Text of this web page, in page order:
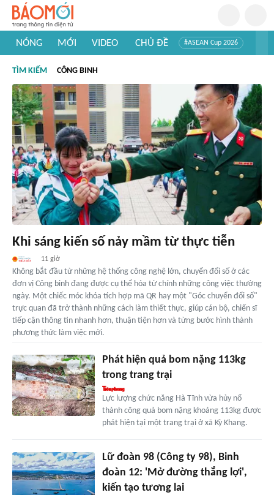
NÓNG MỚI VIDEO CHỦ ĐỀ #ASEAN Cup 2026
#Khám phá Việt Nam
TÌM KIẾM CÔNG BINH
Khi sáng kiến số nảy mầm từ thực tiễn
11 giờ
Không bắt đầu từ những hệ thống công nghệ lớn, chuyển đổi số ở các
đơn vị Công binh đang được cụ thể hóa từ chính những công việc thường
ngày. Một chiếc móc khóa tích hợp mã QR hay một "Góc chuyển đổi số"
trực quan đã trở thành những cách làm thiết thực, giúp cán bộ, chiến sĩ
tiếp cận thông tin nhanh hơn, thuận tiện hơn và từng bước hình thành
phương thức làm việc mới.
Phát hiện quả bom nặng 113kg
trong trang trại
Lực lượng chức năng Hà Tĩnh vừa hủy nổ
thành công quả bom nặng khoảng 113kg được
phát hiện tại một trang trại ở xã Kỳ Khang.
Lữ đoàn 98 (Công ty 98), Binh
đoàn 12: 'Mở đường thắng lợi',
kiến tạo tương lai